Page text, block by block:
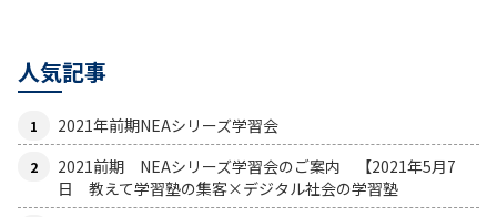
人気記事
2021年前期NEAシリーズ学習会
2021前期 NEAシリーズ学習会のご案内 【2021年5月7
日 教えて学習塾の集客×デジタル社会の学習塾